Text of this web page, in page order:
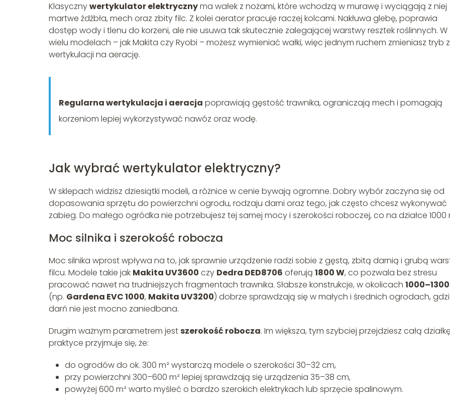
Klasycznywertykulator elektrycznyma wałek z nożami, które wchodzą w murawę i wyciągają z niej
martwe źdźbła, mech oraz zbity filc. Z kolei aerator pracuje raczej kolcami. Nakłuwa glebę, poprawia
dostęp wody i tlenu do korzeni, ale nie usuwa tak skutecznie zalegającej warstwy resztek roślinnych. W
wielu modelach – jak Makita czy Ryobi – możesz wymieniać wałki, więc jednym ruchem zmieniasz tryb z
wertykulacji na aerację.
Regularna wertykulacja i aeracja poprawiają gęstość trawnika, ograniczają mech i pomagają
korzeniom lepiej wykorzystywać nawóz oraz wodę.
Jak wybrać wertykulator elektryczny?
W sklepach widzisz dziesiątki modeli, a różnice w cenie bywają ogromne. Dobry wybór zaczyna się od
dopasowania sprzętu do powierzchni ogrodu, rodzaju darni oraz tego, jak często chcesz wykonywać
zabieg. Do małego ogródka nie potrzebujesz tej samej mocy i szerokości roboczej, co na działce 1000
Moc silnika i szerokość robocza
Moc silnika wprost wpływa na to, jak sprawnie urządzenie radzi sobie z gęstą, zbitą darnią i grubą
filcu. Modele takie jak Makita UV3600 czy Dedra DED8706 oferują 1800 W, co pozwala bez stresu
pracować nawet na trudniejszych fragmentach trawnika. Słabsze konstrukcje, w okolicach
(np. Gardena EVC 1000, Makita UV3200) dobrze sprawdzają się w małych i średnich ogrodach,
darń nie jest mocno zaniedbana.
Drugim ważnym parametrem jestszerokość robocza. Im większa, tym szybciej przejdziesz całą
praktyce przyjmuje się, że:
do ogrodów do ok. 300 m² wystarczą modele o szerokości 30–32 cm,
przy powierzchni 300–600 m² lepiej sprawdzają się urządzenia 35–38 cm,
powyżej 600 m² warto myśleć o bardzo szerokich elektrykach lub sprzęcie spalinowym.